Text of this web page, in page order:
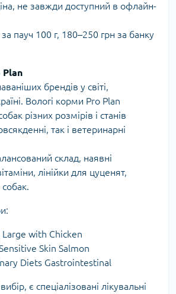
не завжди доступний в офлайн-
пауч 100 г, 180–250 грн за банку
Plan
брендів у світі,
Вологі корми Pro Plan
різних розмірів і станів
так і ветеринарні
склад, наявні
лінійки для цуценят,
Large with Chicken
Skin Salmon
Diets Gastrointestinal
є спеціалізовані лікувальні